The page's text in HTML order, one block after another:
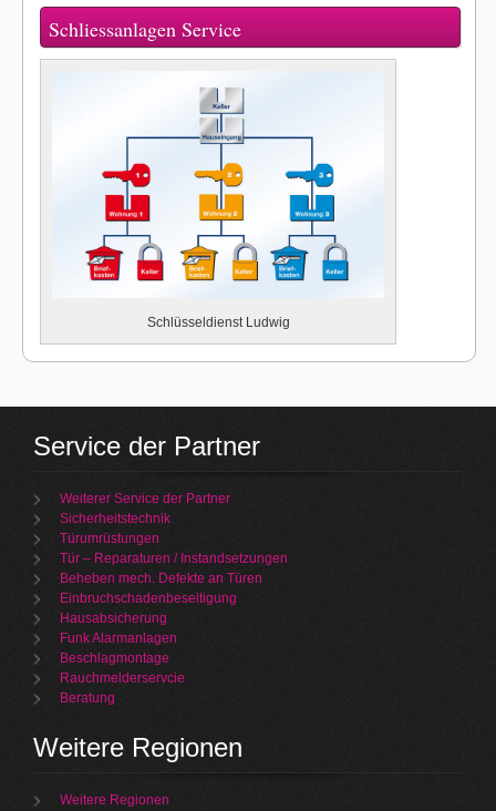
Schliessanlagen Service
Schlüsseldienst Ludwig
Service der Partner
Weiterer Service der Partner
Sicherheitstechnik
Türumrüstungen
Tür – Reparaturen / Instandsetzungen
Beheben mech. Defekte an Türen
Einbruchschadenbeseitigung
Hausabsicherung
Funk Alarmanlagen
Beschlagmontage
Rauchmelderservcie
Beratung
Weitere Regionen
Weitere Regionen